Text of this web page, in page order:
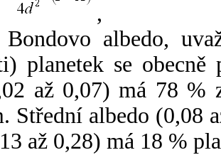
,
albedo,
planetek se
až 0,07) má 78 %
Střední albedo (0,08
až 0,28) má 18 %